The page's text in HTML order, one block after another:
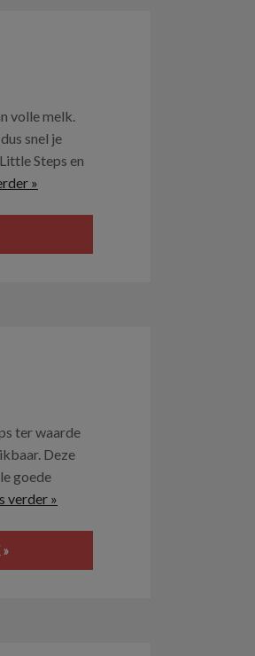
volle melk.
snel je
Steps en
»
ter waarde
Deze
goede
verder »